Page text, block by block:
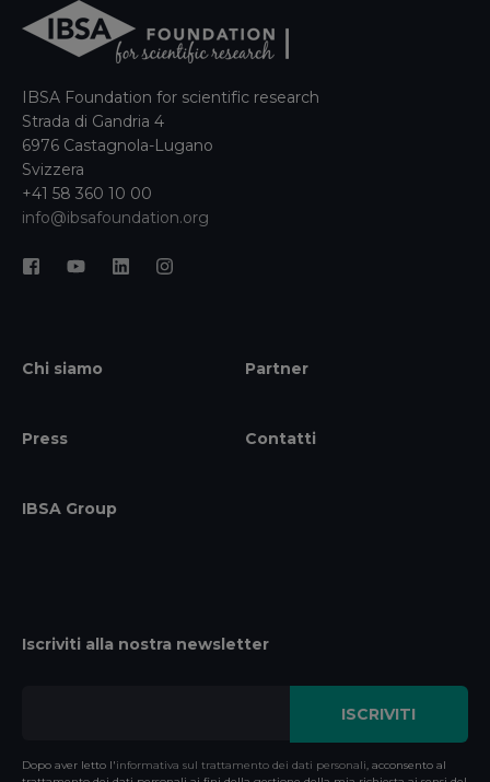
IBSA Foundation for scientific research
Strada di Gandria 4
6976 Castagnola-Lugano
Svizzera
+41 58 360 10 00
info@ibsafoundation.org
Chi siamo Partner
Press Contatti
IBSA Group
Iscriviti alla nostra newsletter
Dopo aver letto l'informativa sul trattamento dei dati personali , acconsento al